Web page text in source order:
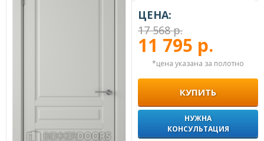
ЦЕНА:
17 568 р.
11 795 р.
*цена указана за полотно
КУПИТЬ
НУЖНА
КОНСУЛЬТАЦИЯ